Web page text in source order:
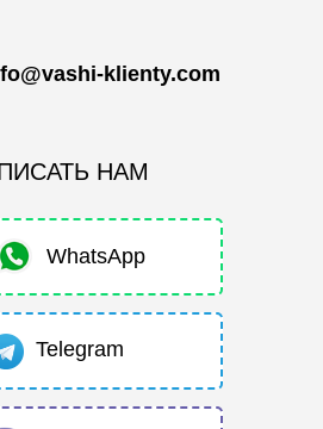
klienty.com
НАМ
WhatsApp
Telegram